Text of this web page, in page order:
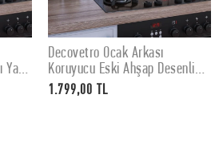
SEPETE EKLE
Decovetro Ocak Arkası
Koruyucu Eski Ahşap Desenli
76x50cm
1.799,00 TL